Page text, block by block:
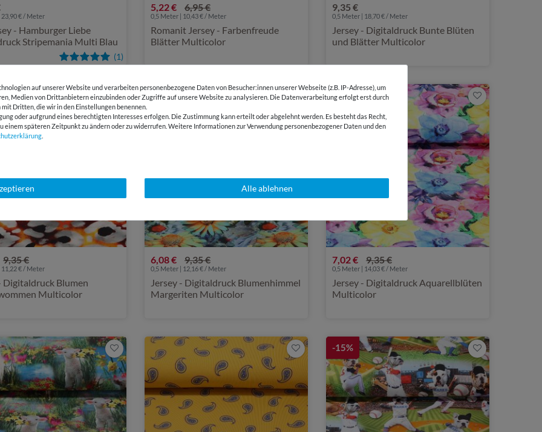
(1)
€ / Meter
- Hamburger Liebe
Stripemania Multi Blau
5,22 € 6,95 €
0,5 Meter | 10,43 € / Meter
Romanit Jersey - Farbenfreude
Blätter Multicolor
9,35 €
0,5 Meter | 18,70 € / Meter
Jersey - Digitaldruck Bunte Blüten
und Blätter Multicolor
9,35 €
€ / Meter
Digitaldruck Blumen
Multicolor
-35%
6,08 € 9,35 €
0,5 Meter | 12,16 € / Meter
Jersey - Digitaldruck Blumenhimmel
Margeriten Multicolor
-25%
7,02 € 9,35 €
0,5 Meter | 14,03 € / Meter
Jersey - Digitaldruck Aquarellblüten
Multicolor
-15%
auf unserer Website und verarbeiten personenbezogene Daten von Besucher:innen unserer Webseite (z.B. IP-Adresse), um
Medien von Drittanbietern einzubinden oder Zugriffe auf unsere Website zu analysieren. Die Datenverarbeitung erfolgt erst durch
Dritten, die wir in den Einstellungen benennen.
oder aufgrund eines berechtigten Interesses erfolgen. Die Zustimmung kann erteilt oder abgelehnt werden. Es besteht das Recht,
einem späteren Zeitpunkt zu ändern oder zu widerrufen. Weitere Informationen zur Verwendung personenbezogener Daten und den
Alle ablehnen